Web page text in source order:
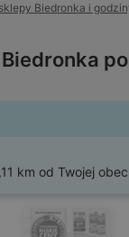
Biedronka i
Biedronka
km od Twojej